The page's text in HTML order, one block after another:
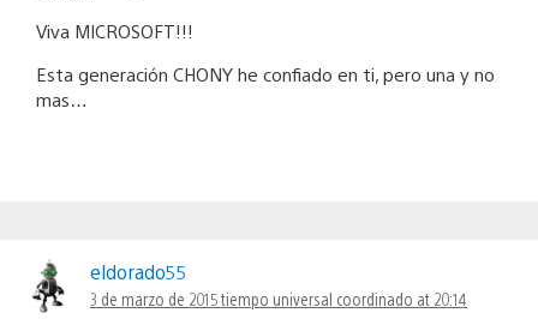
Viva MICROSOFT!!!
Esta generación CHONY he confiado en ti, pero una y no
mas…
eldorado55
3 de marzo de 2015 tiempo universal coordinado at 20:14